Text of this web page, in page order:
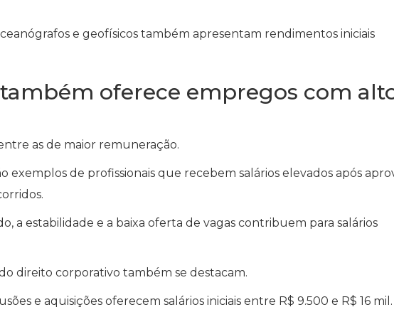
e geofísicos também apresentam rendimentos iniciais
oferece empregos com
as de maior remuneração.
exemplos de profissionais que recebem salários elevados após
a estabilidade e a baixa oferta de vagas contribuem para salários
direito corporativo também se destacam.
e aquisições oferecem salários iniciais entre R$ 9.500 e R$ 16 mil.